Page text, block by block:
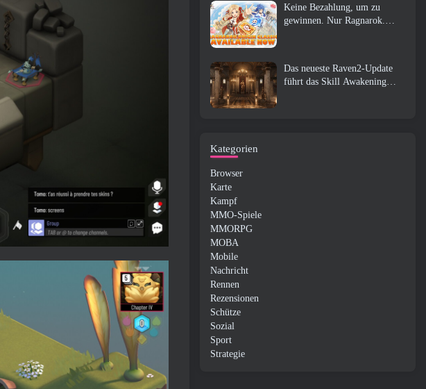
Keine Bezahlung, um zu
gewinnen. Nur Ragnarok.
Das neueste Raven2-Update
führt das Skill Awakening
Kategorien
Browser
Karte
Kampf
MMO-Spiele
MMORPG
MOBA
Mobile
Nachricht
Rennen
Rezensionen
Schütze
Sozial
Sport
Strategie